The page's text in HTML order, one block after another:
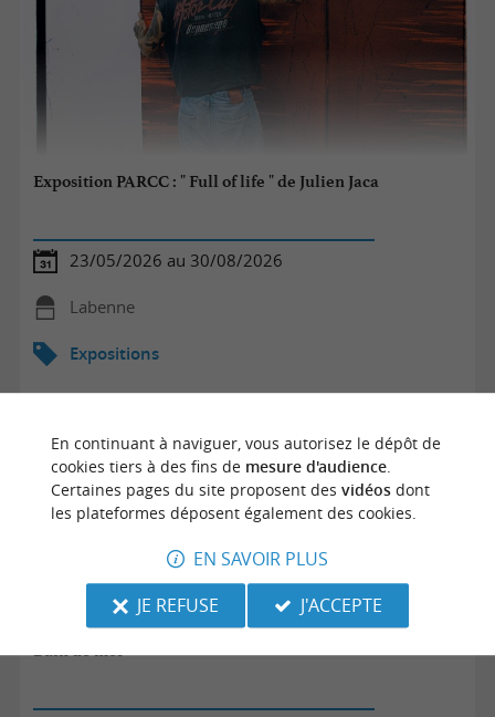
Exposition PARCC : " Full of life " de Julien Jaca
23/05/2026 au 30/08/2026
Labenne
Expositions
Bain de mer
En continuant à naviguer, vous autorisez le dépôt de
cookies tiers à des fins de mesure d'audience.
Certaines pages du site proposent des vidéosdont
les plateformes déposent également des cookies.
EN SAVOIR PLUS
JE REFUSE
J'ACCEPTE